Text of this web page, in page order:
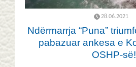
28.06.2021
Ndërmarrja “Puna”
pabazuar ankesa e
OSHP-së!